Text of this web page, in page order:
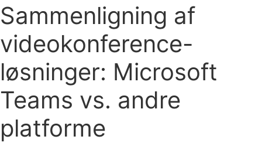
Sammenligning af
videokonference-
løsninger: Microsoft
Teams vs. andre
platforme